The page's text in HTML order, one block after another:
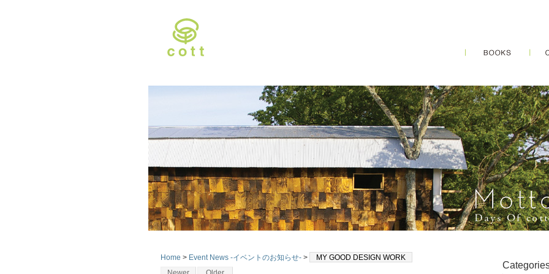
Home > Event News -イベントのお知らせ- > MY GOOD DESIGN WORK